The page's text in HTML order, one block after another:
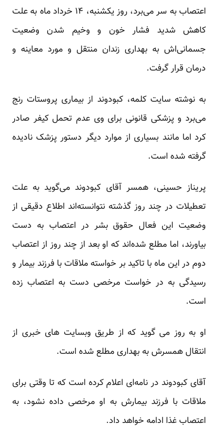
اعتصاب به سر می‌برد، روز یکشنبه، ۱۴ خرداد ماه به علت
کاهش شدید فشار خون و وخیم شدن وضعیت
جسمانی‌اش به بهداری زندان منتقل و مورد معاینه و
درمان قرار گرفت.
به نوشته سایت کلمه، کبودوند از بیماری پروستات رنج
می‌برد و پزشکی قانونی برای وی عدم تحمل کیفر صادر
کرد اما مانند بسیاری از موارد دیگر دستور پزشک نادیده
گرفته شده است.
پریناز حسینی، همسر آقای کبودوند می‌گوید به علت
تعطیلات در چند روز گذشته نتوانسته‌اند اطلاع دقیقی از
وضعیت این فعال حقوق بشر در اعتصاب به دست
بیاورند، اما مطلع شده‌اند که او بعد از چند روز از اعتصاب
دوم در این ماه با تاکید بر خواسته ملاقات با فرزند بیمار و
رسیدگی به در خواست مرخصی دست به اعتصاب زده
است.
او به روز می گوید که از طریق وبسایت های خبری از
انتقال همسرش به بهداری مطلع شده است.
آقای کبودوند در نامه‌ای اعلام کرده است که تا وقتی برای
ملاقات با فرزند بیمارش به او مرخصی داده نشود، به
اعتصاب غذا ادامه خواهد داد.